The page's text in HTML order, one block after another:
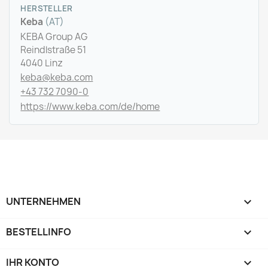
HERSTELLER
Keba (AT)
KEBA Group AG
Reindlstraße 51
4040 Linz
keba@keba.com
+43 732 7090-0
https://www.keba.com/de/home
UNTERNEHMEN 
BESTELLINFO 
IHR KONTO 